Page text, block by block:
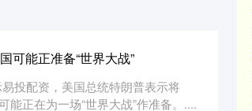
可能正准备“世界大战”
投配资，美国总统特朗普表示将
正在为一场“世界大战”作准备。....